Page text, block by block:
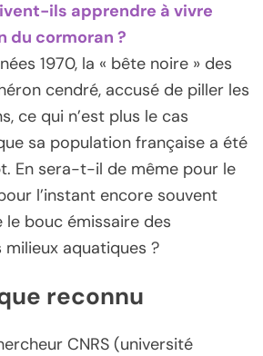
ils apprendre à vivre
du cormoran ?
1970, la « bête noire » des
cendré, accusé de piller les
ce qui n’est plus le cas
sa population française a été
En sera-t-il de même pour le
l’instant encore souvent
bouc émissaire des
aquatiques ?
reconnu
CNRS (université